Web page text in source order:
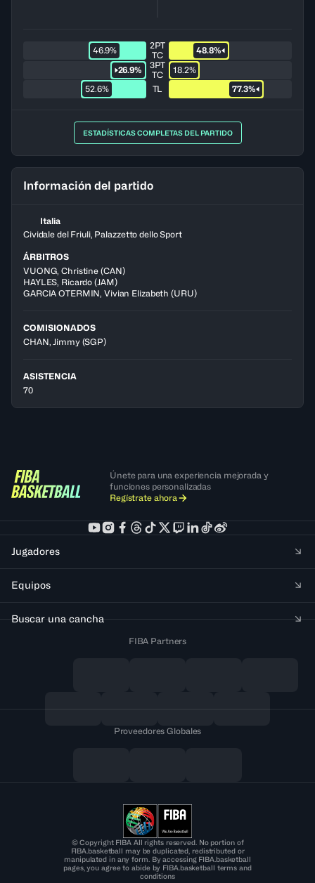
46.9%
2PT
TC
48.8%
26.9%
3PT
TC
18.2%
52.6%
TL 77.3%
ESTADÍSTICAS COMPLETAS DEL PARTIDO
Información del partido
Italia
Cividale del Friuli, Palazzetto dello Sport
ÁRBITROS
VUONG,Christine (CAN)
HAYLES, Ricardo (JAM)
GARCIA OTERMIN,Vivian Elizabeth (URU)
COMISIONADOS
CHAN, Jimmy(SGP)
ASISTENCIA
70
Únete para una experiencia mejorada y
funciones personalizadas
Regístrate ahora
Jugadores
Equipos
Buscar una cancha
FIBA Partners
Proveedores Globales
© Copyright FIBA All rights reserved. No portion of
FIBA.basketball may be duplicated, redistributed or
manipulated in any form. By accessing FIBA.basketball
pages, you agree to abide by FIBA.basketball terms and
conditions